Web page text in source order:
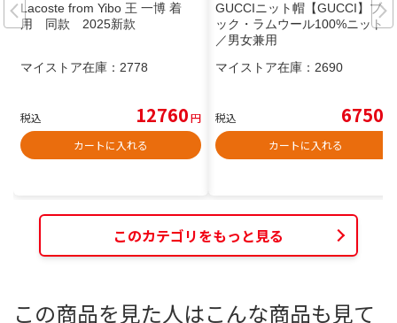
Lacoste from Yibo 王 一博 着
用 同款 2025新款
マイストア在庫： 2778
税込 12760円
カートに入れる
GUCCIニット帽【GUCCI】ブラ
ック・ラムウール100%ニット帽
／男女兼用
マイストア在庫： 2690
税込 6750
カートに入れる
このカテゴリをもっと見る
この商品を見た人はこんな商品も見て